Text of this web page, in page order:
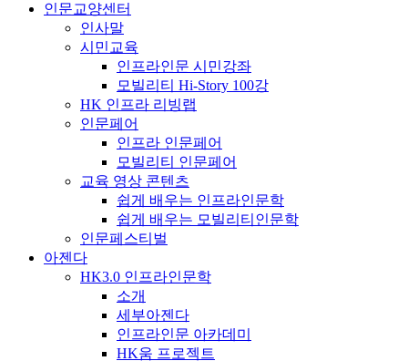
인문교양센터
인사말
시민교육
인프라인문 시민강좌
모빌리티 Hi-Story 100강
HK 인프라 리빙랩
인문페어
인프라 인문페어
모빌리티 인문페어
교육 영상 콘텐츠
쉽게 배우는 인프라인문학
쉽게 배우는 모빌리티인문학
인문페스티벌
아젠다
HK3.0 인프라인문학
소개
세부아젠다
인프라인문 아카데미
HK움 프로젝트